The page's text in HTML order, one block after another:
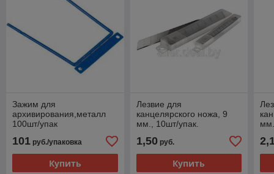
Зажим для
архивирования,металл
100шт/упак
101 руб./упаковка
Купить
Лезвие для
канцелярского ножа, 9
мм., 10шт/упак.
1,50руб.
Купить